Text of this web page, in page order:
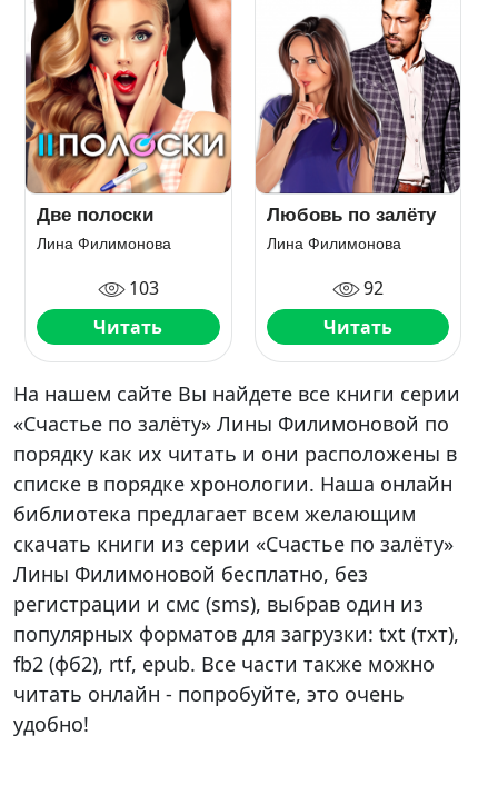
Две полоски
Лина Филимонова
103
Читать
Любовь по залёту
Лина Филимонова
92
Читать
На нашем сайте Вы найдете все книги серии
«Счастье по залёту» Лины Филимоновой по
порядку как их читать и они расположены в
списке в порядке хронологии. Наша онлайн
библиотека предлагает всем желающим
скачать книги из серии «Счастье по залёту»
Лины Филимоновой бесплатно, без
регистрации и смс (sms), выбрав один из
популярных форматов для загрузки: txt (тхт),
fb2 (фб2), rtf, epub. Все части также можно
читать онлайн - попробуйте, это очень
удобно!